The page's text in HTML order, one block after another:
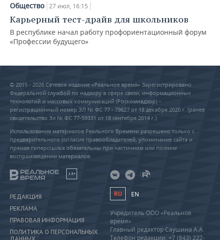
Общество 27 июл, 16:15
Карьерный тест-драйв для школьников
В республике начал работу профориентационный форум
«Профессии будущего»
© 2015 - 2026 Сетевое издание «Реальное время» Зарегистрировано
Федеральной службой по надзору в сфере связи, информационных
технологий и массовых коммуникаций (Роскомнадзор) –
регистрационный номер ЭЛ № ФС 77 - 79627 от 18 декабря 2020 г. (ранее
свидетельство Эл № ФС 77-59331 от 18 сентября 2014 г.)
Использование материалов Реального Времени разрешено только с
предварительного согласия правообладателей, упоминание сайта и
прямая гиперссылка обязательны при частичном или полном
воспроизведении материалов.
18+
РЕДАКЦИЯ
РЕКЛАМА
ПРАВОВАЯ ИНФОРМАЦИЯ
ПОЛИТИКА О ПЕРСОНАЛЬНЫХ
RU EN
Учредитель ООО «Реальное
время»
Главный редактор Саушина А.А.
Телефон редакции: +7 (843) 222-